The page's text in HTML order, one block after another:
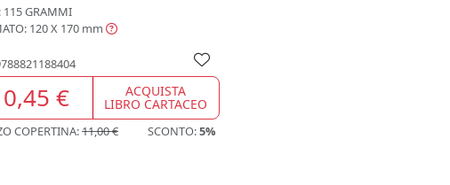
115 GRAMMI
120 X 170 mm
€ ACQUISTA
LIBRO CARTACEO
COPERTINA:11,00 € SCONTO:5%